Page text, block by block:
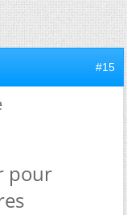
#15
pour